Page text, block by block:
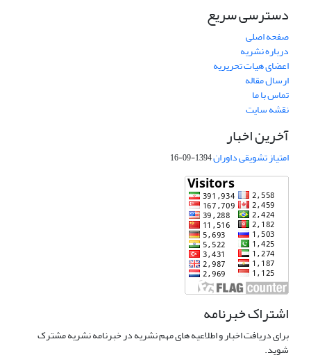
دسترسی سریع
صفحه اصلی
درباره نشریه
اعضای هیات تحریریه
ارسال مقاله
تماس با ما
نقشه سایت
آخرین اخبار
امتیاز تشویقی داوران1394-09-16
اشتراک خبرنامه
برای دریافت اخبار و اطلاعیه های مهم نشریه در خبرنامه نشریه مشترک
شوید.